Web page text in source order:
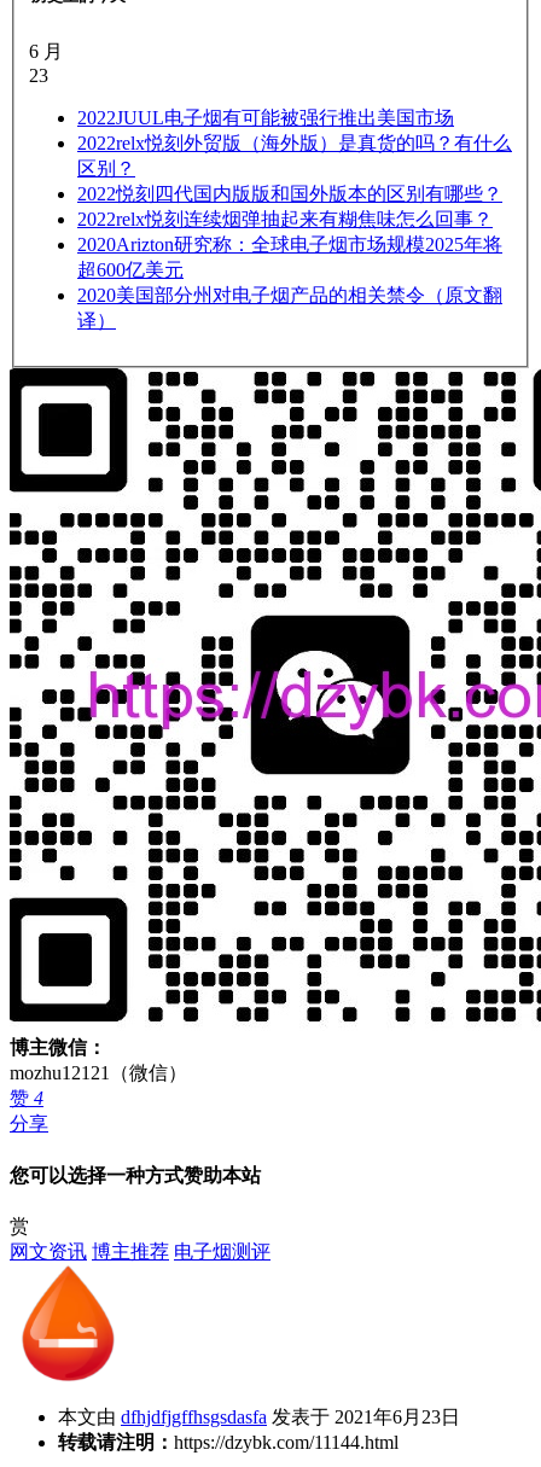
6 月
23
2022JUUL电子烟有可能被强行推出美国市场
2022relx悦刻外贸版（海外版）是真货的吗？有什么
区别？
2022悦刻四代国内版版和国外版本的区别有哪些？
2022relx悦刻连续烟弹抽起来有糊焦味怎么回事？
2020Arizton研究称：全球电子烟市场规模2025年将
超600亿美元
2020美国部分州对电子烟产品的相关禁令（原文翻
译）
博主微信：
mozhu12121（微信）
赞 4
分享
您可以选择一种方式赞助本站
赏
网文资讯 博主推荐 电子烟测评
本文由 dfhjdfjgffhsgsdasfa 发表于 2021年6月23日
转载请注明： https://dzybk.com/11144.html